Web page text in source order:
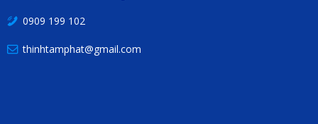
0909 199 102
thinhtamphat@gmail.com